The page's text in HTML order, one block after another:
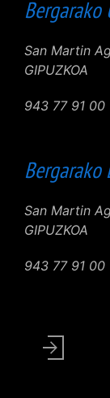
Bergarako
San Martin
GIPUZKOA
943 77 91 00
Bergarako
San Martin
GIPUZKOA
943 77 91 00
User
account